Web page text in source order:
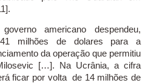
americano despendeu,
milhões de dolares para a
da operação que permitiu
[…]. Na Ucrânia, a cifra
ficar por volta de 14 milhões de